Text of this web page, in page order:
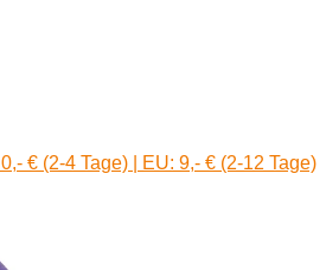
Preis:
€ (2-4 Tage) | EU: 9,- € (2-12 Tage)